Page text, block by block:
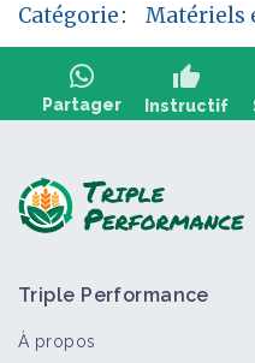
Catégorie: Matériels
Partager
thumb_up
Instructif
Triple Performance
À propos